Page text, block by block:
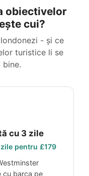
obiectivelor
cui?
- și ce
turistice li se
cu 3 zile
pentru £179
cu barca pe